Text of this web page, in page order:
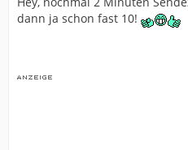
dann ja schon fast 10!